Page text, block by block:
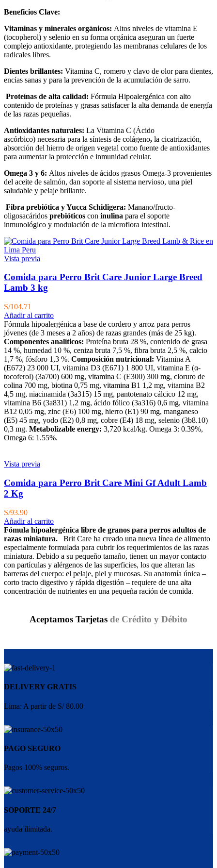
Beneficios Clave:
Vitaminas y minerales orgánicos: Altos niveles de vitamina E
(tocopherol) y selenio en su forma orgánica aseguran un fuerte
complejo antioxidante, protegiendo las membranas celulares de los
radicales libres.
Dientes brillantes: Vitamina C, romero y clavo de olor para dientes,
encías sanas y para la prevención de la acumulación de sarro.
Proteínas de alta calidad: Fórmula Hipoalergénica con alto
contenido de proteínas y grasas satisfacer la alta demanda de energía
de las razas pequeñas.
Antioxidantes naturales: La Vitamina C (Ácido
ascórbico) necesaria para la síntesis de colágeno, la cicatrización,
absorción del hierro de origen vegetal como fuente de antioxidantes
para aumentar la protección e inmunidad celular.
Omega 3 y 6: Altos niveles de ácidos grasos Omega-3 provenientes
del aceite de salmón, dan soporte al sistema nervioso, una piel
saludable y pelaje brillante.
Fibra prebiótica y Yucca Schidigera: Manano/fructo-
oligosacáridos prebióticos con inulina para el soporte
inmunológico y modulación de la microflora intestinal.
Vista previa
Comida para Perro Brit Care Junior Large Breed
Lamb 3 kg
S/104.71
Añadir al carrito
Fórmula hipoalergénica a base de cordero y arroz para perros
jóvenes (de 3 meses a 2 años) de razas grandes (más de 25 kg).
Componentes analíticos: Proteína bruta 28 %, contenido de grasa
14 %, humedad 10 %, ceniza bruta 7,5 %, fibra bruta 2,5 %, calcio
1,7 %, fósforo 1,3 %. Composición nutricional: Vitamina A
(E672) 23 000 UI, vitamina D3 (E671) 1 800 UI, vitamina E (α-
tocoferol) (3a700) 600 mg, vitamina C (E300) 300 mg, cloruro de
colina 700 mg, biotina 0,75 mg, vitamina B1 1,2 mg, vitamina B2
4,5 mg, niacinamida (3a315) 15 mg, pantotenato cálcico 12 mg,
vitamina B6 (3a831) 1,2 mg, ácido fólico (3a316) 0,6 mg, vitamina
B12 0,05 mg, zinc (E6) 100 mg, hierro (E1) 90 mg, manganeso
(E5) 45 mg, yodo (E2) 0,8 mg, cobre (E4) 18 mg, selenio (3b8.10)
0,3 mg. Metabolizable energy: 3,720 kcal/kg. Omega 3: 0.39%,
Omega 6: 1.55%.
Vista previa
Comida para Perro Brit Care Mini Gf Adult Lamb
2 Kg
S/93.90
Añadir al carrito
Fómula hipoalergénica libre de granos para perros adultos de
razas miniatura. Brit Care ha creado una nueva línea de alimento
especialmente formulada para cubrir los requerimientos de las razas
miniatura. Debido a su pequeño tamaño, tienen un mayor contacto
con partículas y alérgenos de las superficies, los que alteran las
barreras del cuerpo: el pelaje, piel y mucosas. Su anatomía única –
corto tracto digestivo y rápida digestión – requiere de una alta
concentración de nutrientes en una pequeña ración de comida.
Aceptamos Tarjetas de Crédito y Débito
DELIVERY GRATIS
Lima: A partir de S/ 80.00
PAGO SEGURO
Pagos 100% seguros.
SOPORTE 24/7
ayuda ilimitada.